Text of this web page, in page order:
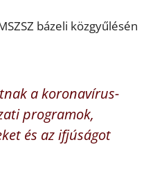
bázeli közgyűlésén
a koronavírus-
programok,
és az ifjúságot